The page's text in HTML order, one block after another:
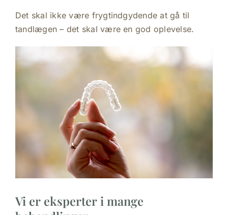
Det skal ikke være frygtindgydende at gå til
tandlægen – det skal være en god oplevelse.
Vi er eksperter i mange